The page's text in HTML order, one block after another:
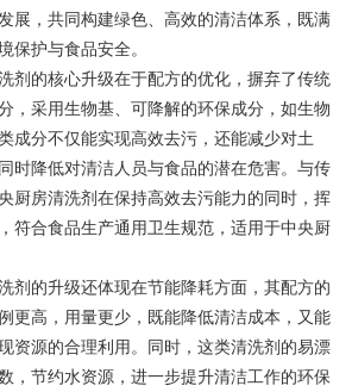
展，共同构建绿色、高效的清洁体系，既满
保护与食品安全。
剂的核心升级在于配方的优化，摒弃了传统
，采用生物基、可降解的环保成分，如生物
成分不仅能实现高效去污，还能减少对土
时降低对清洁人员与食品的潜在危害。与传
厨房清洗剂在保持高效去污能力的同时，挥
符合食品生产通用卫生规范，适用于中央厨
剂的升级还体现在节能降耗方面，其配方的
更高，用量更少，既能降低清洁成本，又能
资源的合理利用。同时，这类清洗剂的易漂
，节约水资源，进一步提升清洁工作的环保